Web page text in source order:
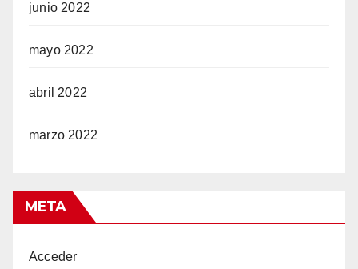
junio 2022
mayo 2022
abril 2022
marzo 2022
META
Acceder